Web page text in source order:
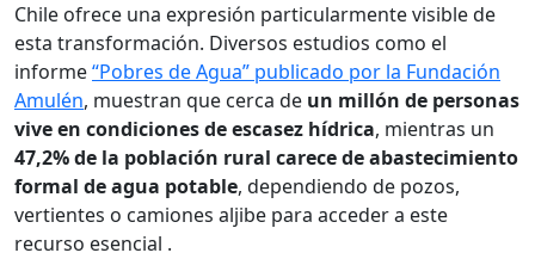
Chile ofrece una expresión particularmente visible de
esta transformación. Diversos estudios como el
informe“Pobres de Agua” publicado por la Fundación
Amulén, muestran que cerca de un millón de personas
vive en condiciones de escasez hídrica, mientras un
47,2% de la población rural carece de abastecimiento
formal de agua potable, dependiendo de pozos,
vertientes o camiones aljibe para acceder a este
recurso esencial .